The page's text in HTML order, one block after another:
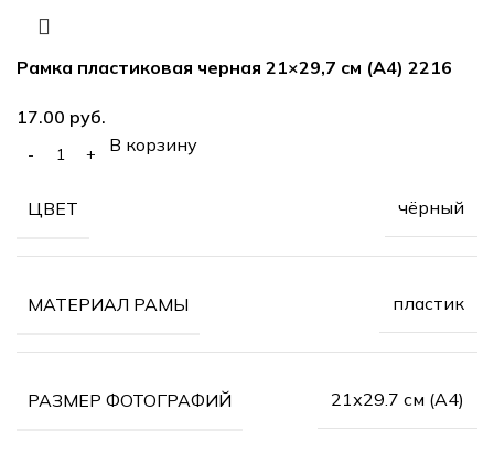
Рамка пластиковая черная 21×29,7 см (А4) 2216
руб.
В корзину
ЦВЕТ чёрный
МАТЕРИАЛ РАМЫ пластик
РАЗМЕР ФОТОГРАФИЙ 21х29.7 см (А4)